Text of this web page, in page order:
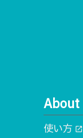
About
使い方 open_in_new